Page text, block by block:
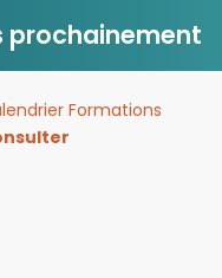
prochainement
Formations